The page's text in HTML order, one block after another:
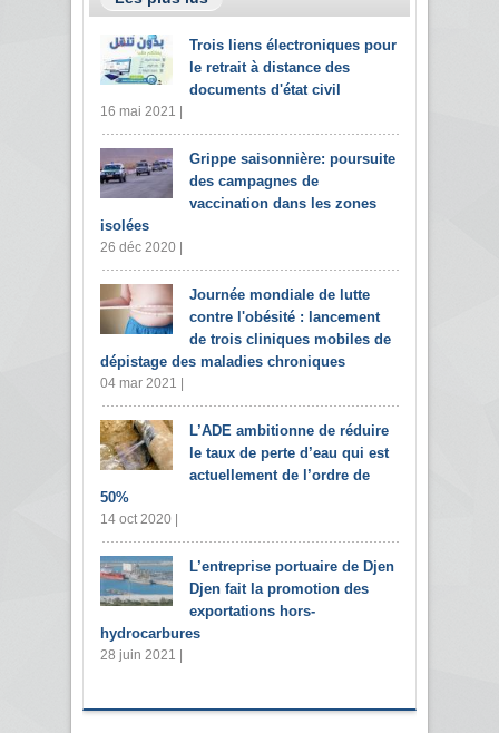
Trois liens électroniques pour
le retrait à distance des
documents d'état civil
16 mai 2021 |
Grippe saisonnière: poursuite
des campagnes de
vaccination dans les zones
isolées
26 déc 2020 |
Journée mondiale de lutte
contre l'obésité : lancement
de trois cliniques mobiles de
dépistage des maladies chroniques
04 mar 2021 |
L’ADE ambitionne de réduire
le taux de perte d’eau qui est
actuellement de l’ordre de
50%
14 oct 2020 |
L’entreprise portuaire de Djen
Djen fait la promotion des
exportations hors-
hydrocarbures
28 juin 2021 |